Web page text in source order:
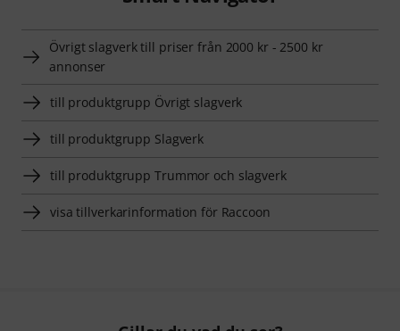
Övrigt slagverk till priser från 2000 kr - 2500 kr
annonser
till produktgrupp Övrigt slagverk
till produktgrupp Slagverk
till produktgrupp Trummor och slagverk
visa tillverkarinformation för Raccoon